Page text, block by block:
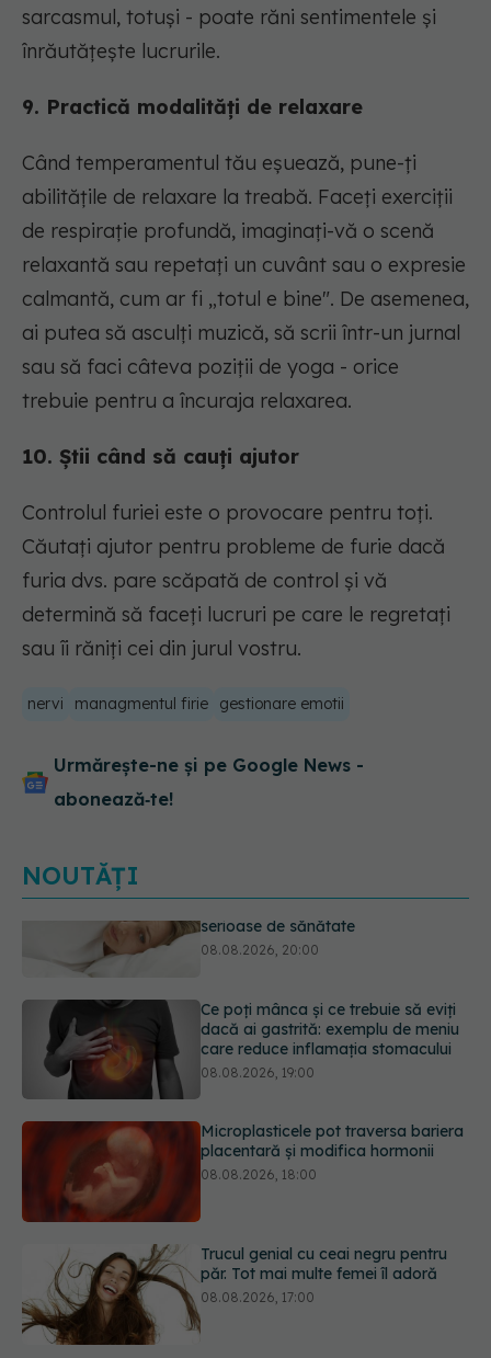
sarcasmul, totuși - poate răni sentimentele și
înrăutățește lucrurile.
9. Practică modalități de relaxare
Când temperamentul tău eșuează, pune-ți
abilitățile de relaxare la treabă. Faceți exerciții
de respirație profundă, imaginați-vă o scenă
relaxantă sau repetați un cuvânt sau o expresie
calmantă, cum ar fi „totul e bine". De asemenea,
ai putea să asculți muzică, să scrii într-un jurnal
sau să faci câteva poziții de yoga - orice
trebuie pentru a încuraja relaxarea.
10. Știi când să cauți ajutor
Controlul furiei este o provocare pentru toți.
Căutați ajutor pentru probleme de furie dacă
furia dvs. pare scăpată de control și vă
determină să faceți lucruri pe care le regretați
sau îi răniți cei din jurul vostru.
nervi managmentul firie gestionare emotii
Urmărește-ne și pe Google News -
abonează‑te!
NOUTĂȚI
Ce poți mânca și ce trebuie să eviți
08.08.2026, 19:00
Microplasticele pot traversa bariera